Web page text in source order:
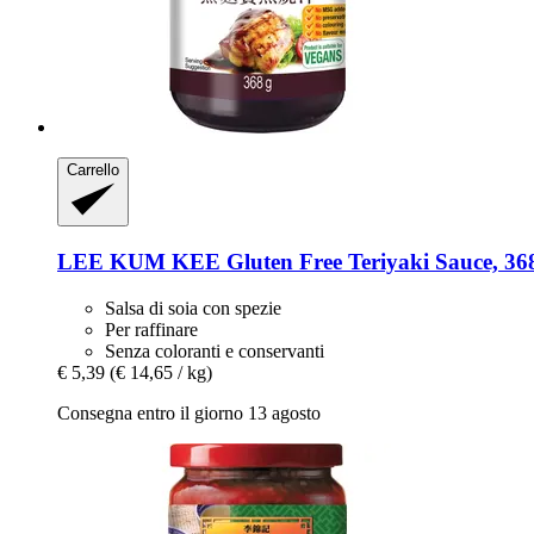
Carrello
LEE KUM KEE Gluten Free Teriyaki Sauce,
Salsa di soia con spezie
Per raffinare
Senza coloranti e conservanti
€ 5,39 (€ 14,65 / kg)
Consegna entro il giorno 13 agosto